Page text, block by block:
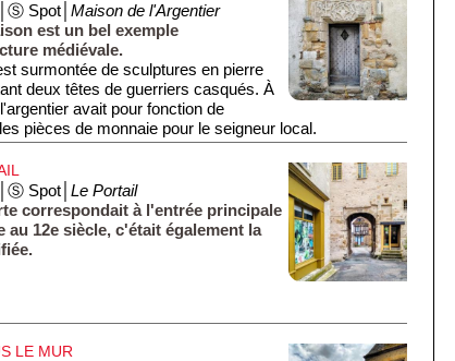
Spot│Maison de l'Argentier
est un bel exemple
médiévale.
surmontée de sculptures en pierre
deux têtes de guerriers casqués. À
avait pour fonction de
pièces de monnaie pour le seigneur local.
Spot│Le Portail
correspondait à l'entrée principale
au 12e siècle, c'était également la
LE MUR